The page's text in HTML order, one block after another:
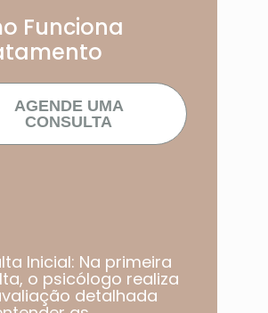
Funciona
AGENDE UMA
CONSULTA
Inicial: Na primeira
o psicólogo realiza
detalhada